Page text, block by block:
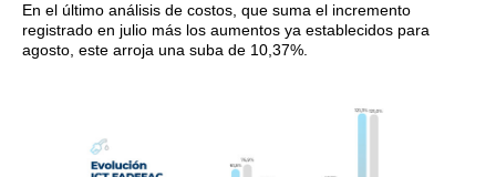
En el último análisis de costos, que suma el incremento
registrado en julio más los aumentos ya establecidos para
agosto, este arroja una suba de 10,37%.